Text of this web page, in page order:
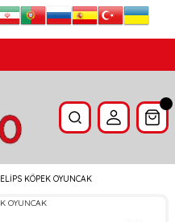
ELİPS KÖPEK OYUNCAK